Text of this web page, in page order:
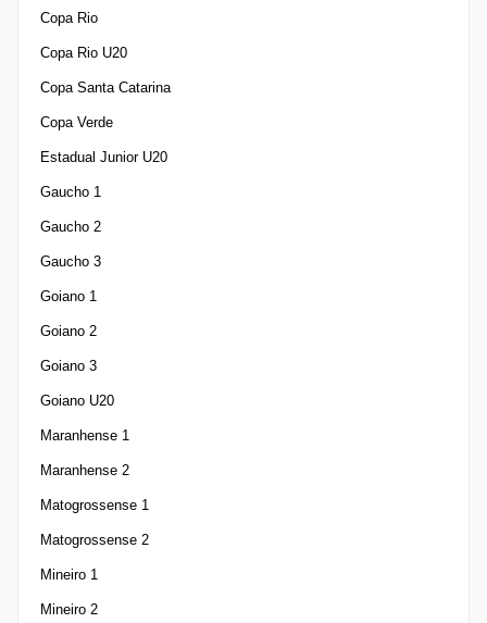
Copa Rio
Copa Rio U20
Copa Santa Catarina
Copa Verde
Estadual Junior U20
Gaucho 1
Gaucho 2
Gaucho 3
Goiano 1
Goiano 2
Goiano 3
Goiano U20
Maranhense 1
Maranhense 2
Matogrossense 1
Matogrossense 2
Mineiro 1
Mineiro 2